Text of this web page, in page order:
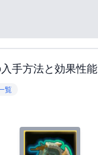
ティアキン
ティアキン 攻略
手方法と効果性能
覧